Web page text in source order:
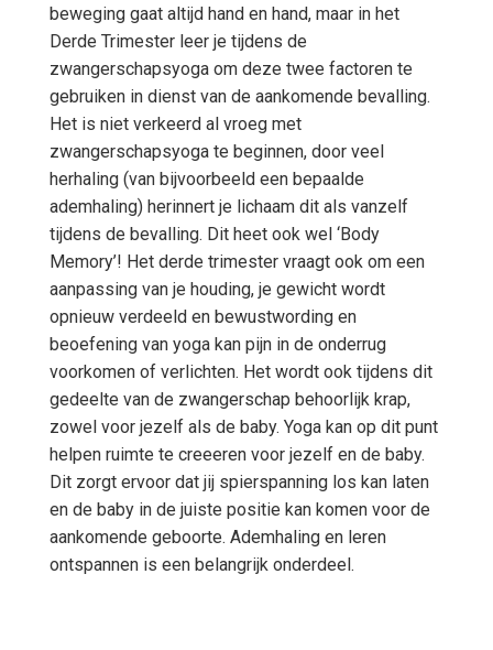
beweging gaat altijd hand en hand, maar in het
Derde Trimester leer je tijdens de
zwangerschapsyoga om deze twee factoren te
gebruiken in dienst van de aankomende bevalling.
Het is niet verkeerd al vroeg met
zwangerschapsyoga te beginnen, door veel
herhaling (van bijvoorbeeld een bepaalde
ademhaling) herinnert je lichaam dit als vanzelf
tijdens de bevalling. Dit heet ook wel ‘Body
Memory’! Het derde trimester vraagt ook om een
aanpassing van je houding, je gewicht wordt
opnieuw verdeeld en bewustwording en
beoefening van yoga kan pijn in de onderrug
voorkomen of verlichten. Het wordt ook tijdens dit
gedeelte van de zwangerschap behoorlijk krap,
zowel voor jezelf als de baby. Yoga kan op dit punt
helpen ruimte te creeeren voor jezelf en de baby.
Dit zorgt ervoor dat jij spierspanning los kan laten
en de baby in de juiste positie kan komen voor de
aankomende geboorte. Ademhaling en leren
ontspannen is een belangrijk onderdeel.